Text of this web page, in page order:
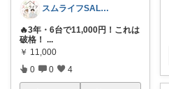
スムライフSALE情報✨
🔥3年・6台で11,000円！これは
破格！ ...
￥ 11,000
0 0 4